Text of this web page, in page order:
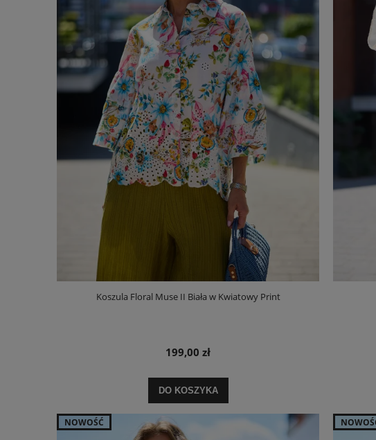
Koszula Floral Muse II Biała w Kwiatowy Print
199,00 zł
DO KOSZYKA
NOWOŚĆ